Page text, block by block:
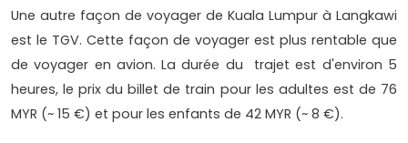
Une autre façon de voyager de Kuala Lumpur à Langkawi
est le TGV. Cette façon de voyager est plus rentable que
de voyager en avion. La durée du trajet est d'environ 5
heures, le prix du billet de train pour les adultes est de 76
MYR (~ 15 €) et pour les enfants de 42 MYR (~ 8 €).